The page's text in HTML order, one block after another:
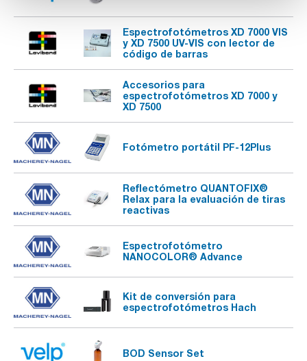
Espectrofotómetros XD 7000 VIS
y XD 7500 UV-VIS con lector de
código de barras
Accesorios para
espectrofotómetros XD 7000 y
XD 7500
Fotómetro portátil PF-12Plus
Reflectómetro QUANTOFIX®
Relax para la evaluación de tiras
reactivas
Espectrofotómetro
NANOCOLOR® Advance
Kit de conversión para
espectrofotómetros Hach
BOD Sensor Set